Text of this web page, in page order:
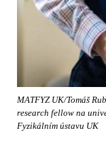
MATFYZ UK/Tomáš
research fellow na
Fyzikálním ústavu UK